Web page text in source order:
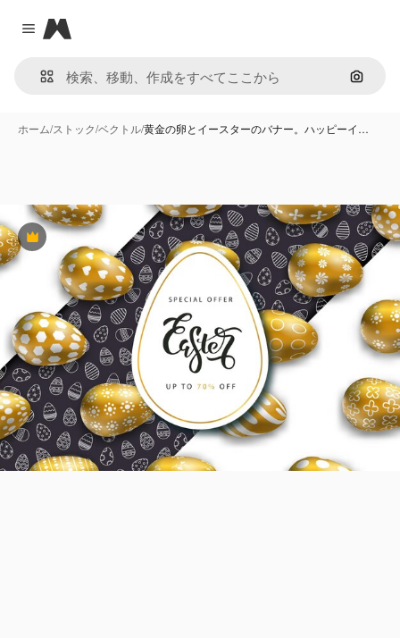
Close menu
Magnific
画像で
ホーム/ストック/ベクトル/黄金の卵とイースターのバナー。ハッピーイ…
Premium